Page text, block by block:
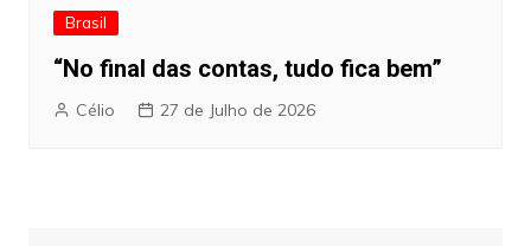
Brasil
“No final das contas, tudo fica bem”
Célio 27 de Julho de 2026